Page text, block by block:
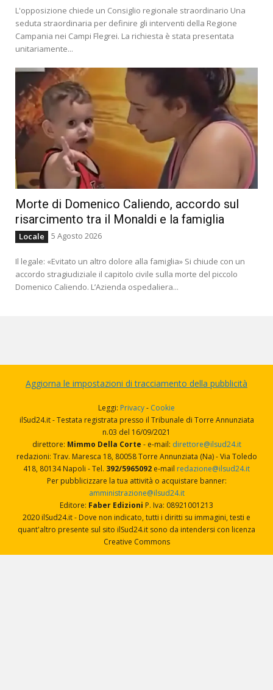
L'opposizione chiede un Consiglio regionale straordinario Una
seduta straordinaria per definire gli interventi della Regione
Campania nei Campi Flegrei. La richiesta è stata presentata
unitariamente...
Morte di Domenico Caliendo, accordo sul
risarcimento tra il Monaldi e la famiglia
Locale 5 Agosto 2026
Il legale: «Evitato un altro dolore alla famiglia» Si chiude con un
accordo stragiudiziale il capitolo civile sulla morte del piccolo
Domenico Caliendo. L’Azienda ospedaliera...
Aggiorna le impostazioni di tracciamento della pubblicità
Leggi: Privacy- Cookie
ilSud24.it - Testata registrata presso il Tribunale di Torre Annunziata
n.03 del 16/09/2021
direttore: Mimmo Della Corte - e-mail: direttore@ilsud24.it
redazioni: Trav. Maresca 18, 80058 Torre Annunziata (Na) - Via Toledo
418, 80134 Napoli - Tel. 392/5965092 e-mail redazione@ilsud24.it
Per pubblicizzare la tua attività o acquistare banner:
amministrazione@ilsud24.it
Editore: Faber Edizioni P. Iva: 08921001213
2020 ilSud24.it - Dove non indicato, tutti i diritti su immagini, testi e
quant'altro presente sul sito ilSud24.it sono da intendersi con licenza
Creative Commons